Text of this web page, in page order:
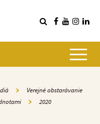
Verejné obstarávanie
2020